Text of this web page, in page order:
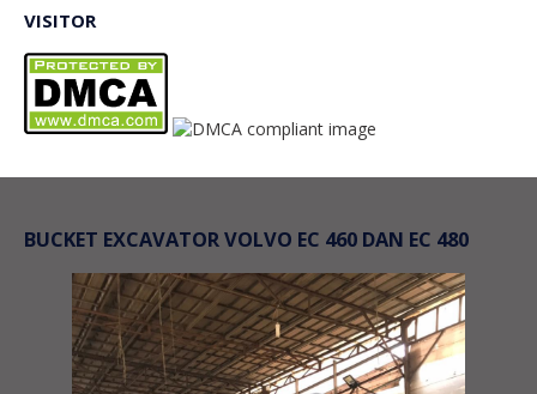
VISITOR
BUCKET EXCAVATOR VOLVO EC 460 DAN EC 480